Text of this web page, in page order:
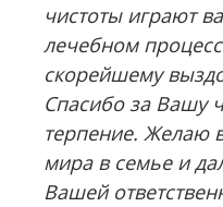
чистоты играют
лечебном
скорейшему
Спасибо за Вашу
терпение. Желаю
мира в семье и
Вашей